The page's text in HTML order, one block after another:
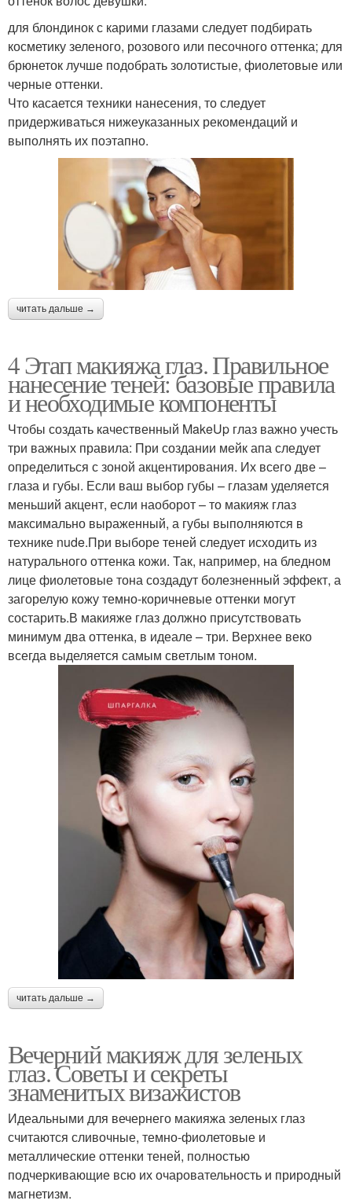
для блондинок с карими глазами следует подбирать
косметику зеленого, розового или песочного оттенка; для
брюнеток лучше подобрать золотистые, фиолетовые или
черные оттенки.
Что касается техники нанесения, то следует
придерживаться нижеуказанных рекомендаций и
выполнять их поэтапно.
читать дальше →
4 Этап макияжа глаз. Правильное
нанесение теней: базовые правила
и необходимые компоненты
Чтобы создать качественный MakeUp глаз важно учесть
три важных правила: При создании мейк апа следует
определиться с зоной акцентирования. Их всего две –
глаза и губы. Если ваш выбор губы – глазам уделяется
меньший акцент, если наоборот – то макияж глаз
максимально выраженный, а губы выполняются в
технике nude.При выборе теней следует исходить из
натурального оттенка кожи. Так, например, на бледном
лице фиолетовые тона создадут болезненный эффект, а
загорелую кожу темно-коричневые оттенки могут
состарить.В макияже глаз должно присутствовать
минимум два оттенка, в идеале – три. Верхнее веко
всегда выделяется самым светлым тоном.
читать дальше →
Вечерний макияж для зеленых
глаз. Советы и секреты
знаменитых визажистов
Идеальными для вечернего макияжа зеленых глаз
считаются сливочные, темно-фиолетовые и
металлические оттенки теней, полностью
подчеркивающие всю их очаровательность и природный
магнетизм.